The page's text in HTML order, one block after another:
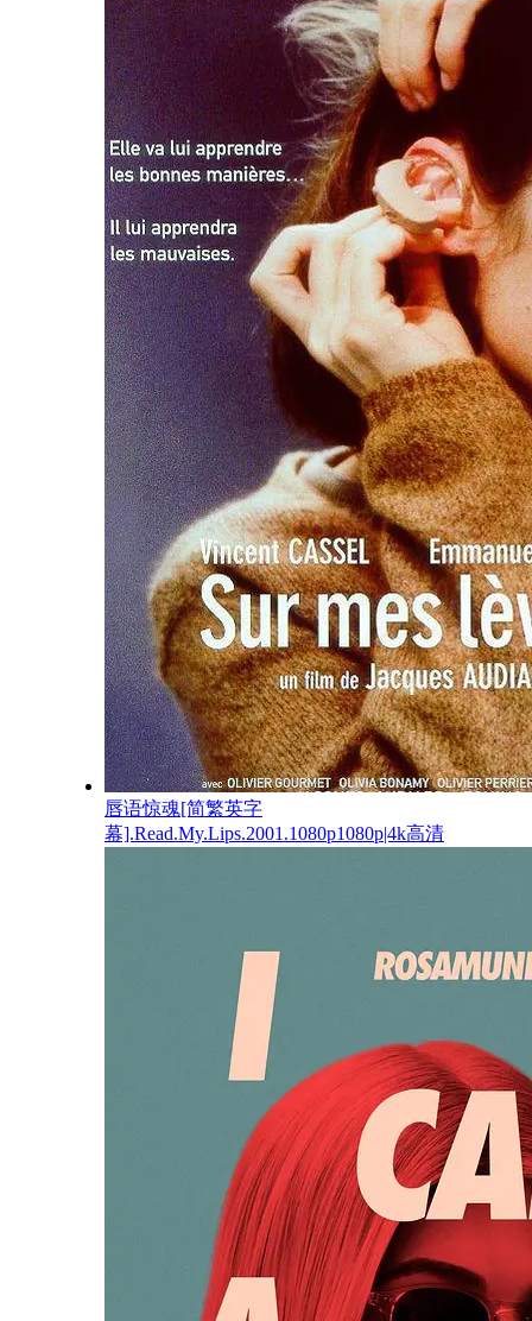
唇语惊魂[简繁英字
幕].Read.My.Lips.2001.1080p1080p|4k高清